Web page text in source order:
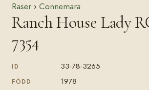
Raser › Connemara
Ranch House Lady
7354
ID 33-78-3265
FÖDD 1978